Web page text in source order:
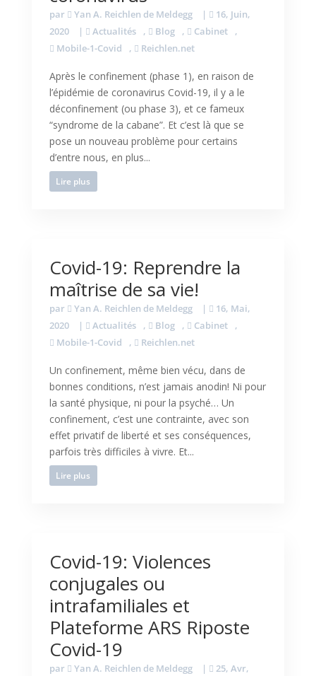
par Yan A. Reichlen de Meldegg |
16, Juin,
2020
| Actualités , Blog , Cabinet
,
Mobile-1-Covid
, Reichlen.net
Après le confinement (phase 1), en raison de
l’épidémie de coronavirus Covid-19, il y a le
déconfinement (ou phase 3), et ce fameux
“syndrome de la cabane”. Et c’est là que se
pose un nouveau problème pour certains
d’entre nous, en plus...
Lire plus
Covid-19: Reprendre la
maîtrise de sa vie!
par Yan A. Reichlen de Meldegg |
16, Mai,
2020
| Actualités , Blog , Cabinet
,
Mobile-1-Covid
, Reichlen.net
Un confinement, même bien vécu, dans de
bonnes conditions, n’est jamais anodin! Ni pour
la santé physique, ni pour la psyché… Un
confinement, c’est une contrainte, avec son
effet privatif de liberté et ses conséquences,
parfois très difficiles à vivre. Et...
Lire plus
Covid-19: Violences
conjugales ou
intrafamiliales et
Plateforme ARS Riposte
Covid-19
par Yan A. Reichlen de Meldegg |
25, Avr,